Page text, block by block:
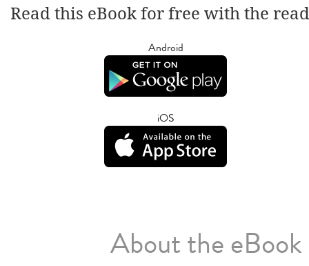
Read this eBook for free with the
Android
iOS
About the eBook